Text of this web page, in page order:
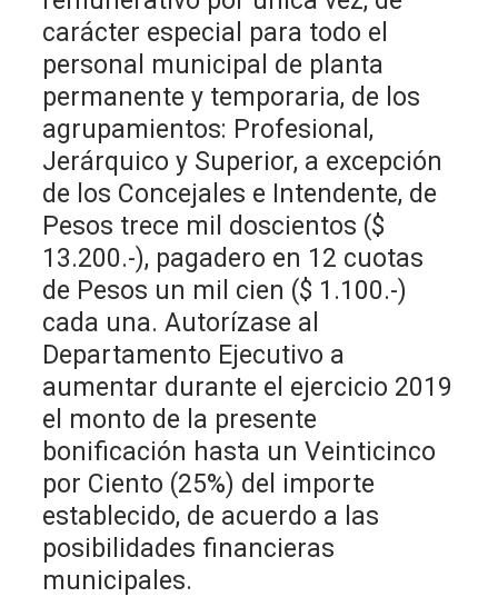
carácter especial para todo el
personal municipal de planta
permanente y temporaria, de los
agrupamientos: Profesional,
Jerárquico y Superior, a excepción
de los Concejales e Intendente, de
Pesos trece mil doscientos ($
13.200.-), pagadero en 12 cuotas
de Pesos un mil cien ($ 1.100.-)
cada una. Autorízase al
Departamento Ejecutivo a
aumentar durante el ejercicio 2019
el monto de la presente
bonificación hasta un Veinticinco
por Ciento (25%) del importe
establecido, de acuerdo a las
posibilidades financieras
municipales.